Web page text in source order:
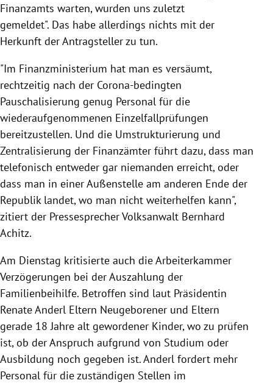
Finanzamts warten, wurden uns zuletzt
gemeldet". Das habe allerdings nichts mit der
Herkunft der Antragsteller zu tun.
"Im Finanzministerium hat man es versäumt,
rechtzeitig nach der Corona-bedingten
Pauschalisierung genug Personal für die
wiederaufgenommenen Einzelfallprüfungen
bereitzustellen. Und die Umstrukturierung und
Zentralisierung der Finanzämter führt dazu, dass man
telefonisch entweder gar niemanden erreicht, oder
dass man in einer Außenstelle am anderen Ende der
Republik landet, wo man nicht weiterhelfen kann",
zitiert der PressesprecherVolksanwalt Bernhard
Achitz.
Am Dienstag kritisierte auch die Arbeiterkammer
Verzögerungen bei der Auszahlung der
Familienbeihilfe. Betroffen sind laut Präsidentin
Renate Anderl Eltern Neugeborener und Eltern
gerade 18 Jahre alt gewordener Kinder, wo zu prüfen
ist, ob der Anspruch aufgrund von Studium oder
Ausbildung noch gegeben ist. Anderl fordert mehr
Personal für die zuständigen Stellen im